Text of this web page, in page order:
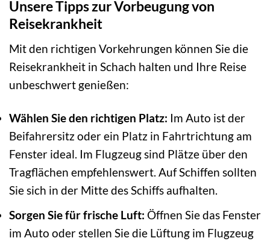
Unsere Tipps zur Vorbeugung von
Reisekrankheit
Mit den richtigen Vorkehrungen können Sie die
Reisekrankheit in Schach halten und Ihre Reise
unbeschwert genießen:
Wählen Sie den richtigen Platz: Im Auto ist der
Beifahrersitz oder ein Platz in Fahrtrichtung am
Fenster ideal. Im Flugzeug sind Plätze über den
Tragflächen empfehlenswert. Auf Schiffen sollten
Sie sich in der Mitte des Schiffs aufhalten.
Sorgen Sie für frische Luft: Öffnen Sie das Fenster
im Auto oder stellen Sie die Lüftung im Flugzeug